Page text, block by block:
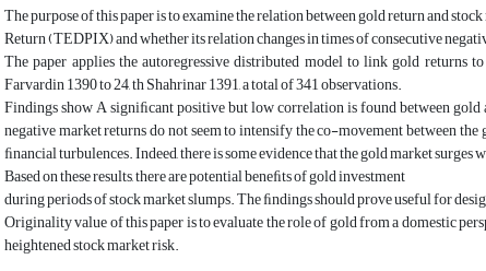
The purpose of this paper is to examine the relation between gold return and
Return (TEDPIX) and whether its relation changes in times of consecutive
The paper applies the autoregressive distributed model to link gold
Farvardin 1390 to 24, th Shahrinar 1391, a total of 341 observations.
Findings show A signiﬁcant positive but low correlation is found between
negative market returns do not seem to intensify the co-movement between
ﬁnancial turbulences. Indeed, there is some evidence that the gold market
Based on these results, there are potential beneﬁts of gold investment
during periods of stock market slumps. The ﬁndings should prove useful for
Originality value of this paper is to evaluate the role of gold from a domestic
heightened stock market risk.